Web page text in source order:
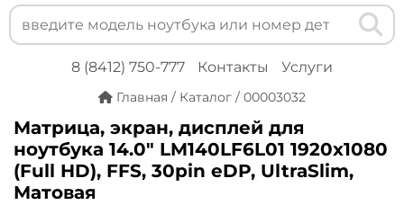
8 (8412) 750-777 Контакты Услуги
Главная / Каталог / 00003032
Матрица, экран, дисплей для
ноутбука 14.0" LM140LF6L01 1920x1080
(Full HD), FFS, 30pin eDP, UltraSlim,
Матовая